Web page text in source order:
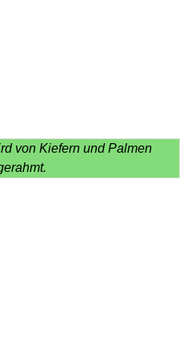
von Kiefern und Palmen